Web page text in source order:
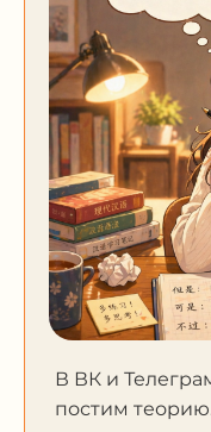
В ВК и
постим